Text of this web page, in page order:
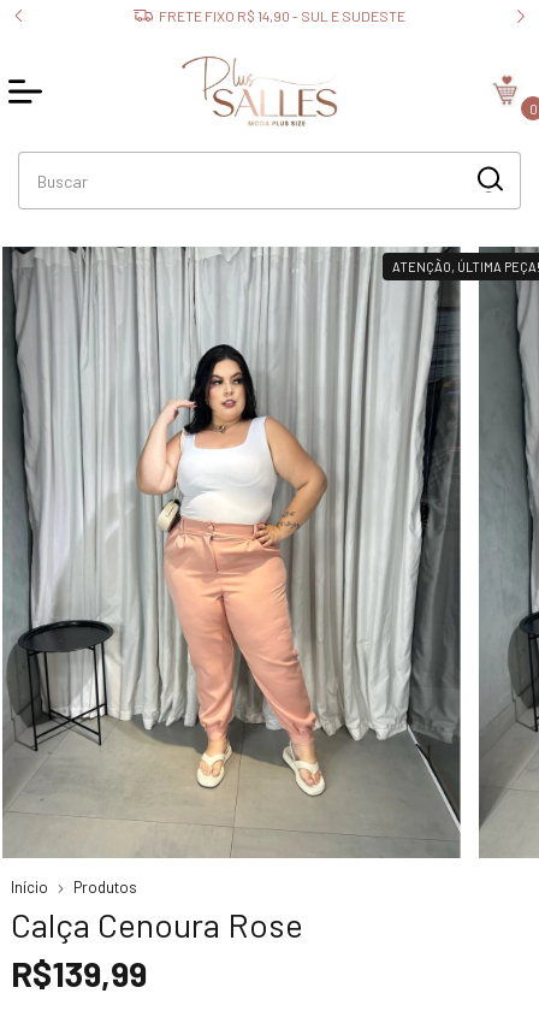
FRETE FIXO R$ 14,90 - SUL E SUDESTE
0
ATENÇÃO, ÚLTIMA PEÇA!
Início Produtos
Calça Cenoura Rose
R$139,99